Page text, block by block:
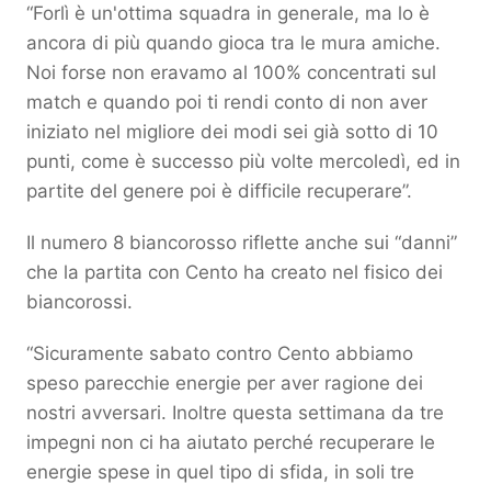
“Forlì è un'ottima squadra in generale, ma lo è
ancora di più quando gioca tra le mura amiche.
Noi forse non eravamo al 100% concentrati sul
match e quando poi ti rendi conto di non aver
iniziato nel migliore dei modi sei già sotto di 10
punti, come è successo più volte mercoledì, ed in
partite del genere poi è difficile recuperare”.
Il numero 8 biancorosso riflette anche sui “danni”
che la partita con Cento ha creato nel fisico dei
biancorossi.
“Sicuramente sabato contro Cento abbiamo
speso parecchie energie per aver ragione dei
nostri avversari. Inoltre questa settimana da tre
impegni non ci ha aiutato perché recuperare le
energie spese in quel tipo di sfida, in soli tre